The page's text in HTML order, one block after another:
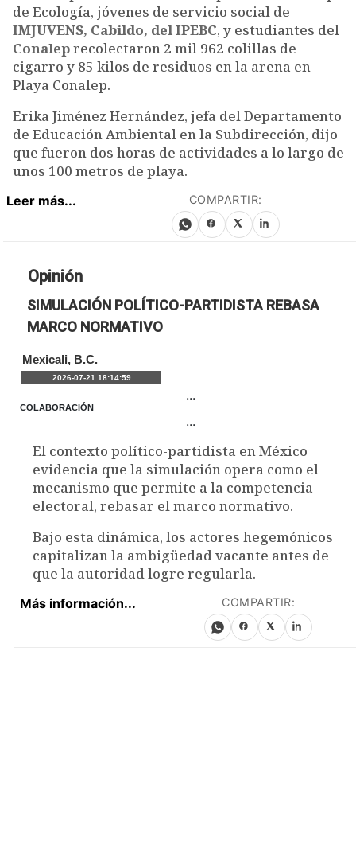
de Ecología, jóvenes de servicio social de
IMJUVENS, Cabildo, del IPEBC, y estudiantes del
Conaleprecolectaron 2 mil 962 colillas de
cigarro y 85 kilos de residuos en la arena en
Playa Conalep.
Erika Jiménez Hernández, jefa del Departamento
de Educación Ambiental en la Subdirección, dijo
que fueron dos horas de actividades a lo largo de
unos 100 metros de playa.
Leer más... COMPARTIR:
Opinión
SIMULACIÓN POLÍTICO-PARTIDISTA REBASA
MARCO NORMATIVO
Mexicali, B.C.
2026-07-21 18:14:59
...
COLABORACIÓN
...
El contexto político-partidista en México
evidencia que la simulación opera como el
mecanismo que permite a la competencia
electoral, rebasar el marco normativo.
Bajo esta dinámica, los actores hegemónicos
capitalizan la ambigüedad vacante antes de
que la autoridad logre regularla.
Más información... COMPARTIR: